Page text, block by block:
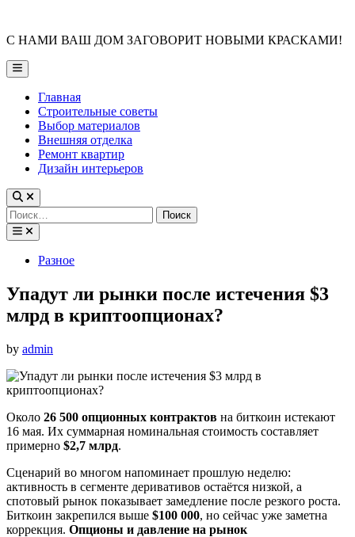
content
С НАМИ ВАШ ДОМ ЗАГОВОРИТ НОВЫМИ КРАСКАМИ!
Main
Menu
Главная
Строительные советы
Выбор материалов
Внешняя отделка
Ремонт квартир
Дизайн интерьеров
Найти:
PostedРазное
Упадут ли рынки после истечения $3
млрд в криптоопционах?
by admin
Около 26 500 опционных контрактов на биткоин истекают
16 мая. Их суммарная номинальная стоимость составляет
примерно $2,7 млрд.
Сценарий во многом напоминает прошлую неделю:
активность в сегменте деривативов остаётся низкой, а
спотовый рынок показывает замедление после резкого роста.
Биткоин закрепился выше $100 000, но сейчас уже заметна
коррекция. Опционы и давление на рынок